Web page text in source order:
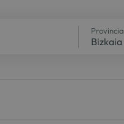
Provincia